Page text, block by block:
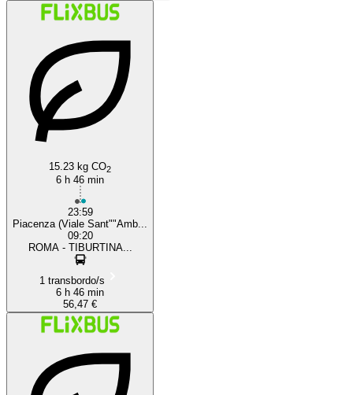
15.23 kg CO2
6 h 46 min
23:59
Piacenza (Viale Sant""Amb...
09:20
ROMA - TIBURTINA...
1 transbordo/s
6 h 46 min
56,47 €